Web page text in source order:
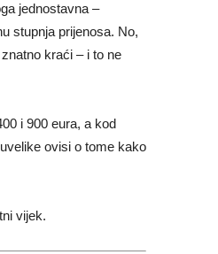
jednostavna –
stupnja prijenosa. No,
kraći – i to ne
i 900 eura, a kod
ovisi o tome kako
vijek.